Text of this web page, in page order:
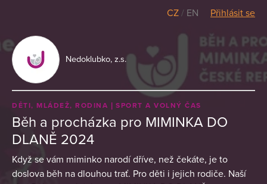
CZ / EN Přihlásit se
Nedoklubko, z.s.
DĚTI, MLÁDEŽ, RODINA SPORT A VOLNÝ ČAS
Běh a procházka pro MIMINKA DO
DLANĚ 2024
Když se vám miminko narodí dříve, než čekáte, je to
doslova běh na dlouhou trať. Pro děti i jejich rodiče. Naší